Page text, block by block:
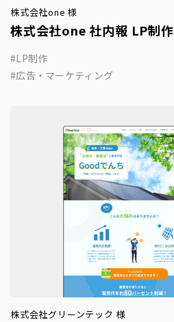
株式会社one 様
株式会社one 社内報 LP制作
LP制作
広告・マーケティング
株式会社グリーンテック 様